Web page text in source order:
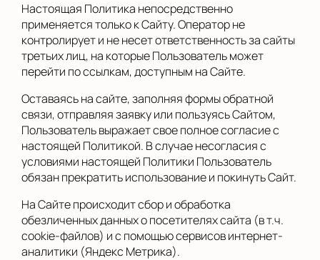
Настоящая Политика непосредственно
применяется только к Сайту. Оператор не
контролирует и не несет ответственность за сайты
третьих лиц, на которые Пользователь может
перейти по ссылкам, доступным на Сайте.
Оставаясь на сайте, заполняя формы обратной
связи, отправляя заявку или пользуясь Сайтом,
Пользователь выражает свое полное согласие с
настоящей Политикой. В случае несогласия с
условиями настоящей Политики Пользователь
обязан прекратить использование и покинуть Сайт.
На Сайте происходит сбор и обработка
обезличенных данных о посетителях сайта (в т.ч.
cookie-файлов) и с помощью сервисов интернет-
аналитики (Яндекс Метрика).